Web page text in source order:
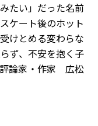
たい」だった名前
ケート後のホット
けとめる変わらな
ず、不安を抱く子
評論家・作家 広松